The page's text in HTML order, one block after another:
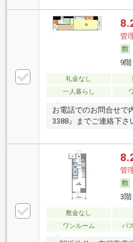
管
9
礼金なし
一人暮らし
お電話でのお問合せで
3388』までご連絡下さ
管
3
敷金なし
ワンルーム
バ